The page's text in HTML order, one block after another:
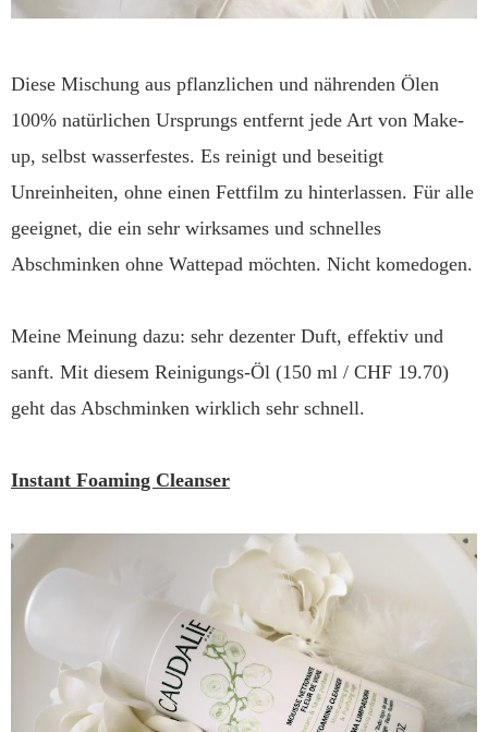
Diese Mischung aus pflanzlichen und nährenden Ölen
100% natürlichen Ursprungs entfernt jede Art von Make-
up, selbst wasserfestes. Es reinigt und beseitigt
Unreinheiten, ohne einen Fettfilm zu hinterlassen. Für alle
geeignet, die ein sehr wirksames und schnelles
Abschminken ohne Wattepad möchten. Nicht komedogen.
Meine Meinung dazu: sehr dezenter Duft, effektiv und
sanft. Mit diesem Reinigungs-Öl (150 ml / CHF 19.70)
geht das Abschminken wirklich sehr schnell.
Instant Foaming Cleanser